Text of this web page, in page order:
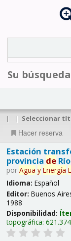
Su
| | Seleccionar
Hacer reserva
Estación
provincia de
por Agua y Energía
Idioma: Español
Editor: Buenos
1988
Disponibilidad:
topográfica: